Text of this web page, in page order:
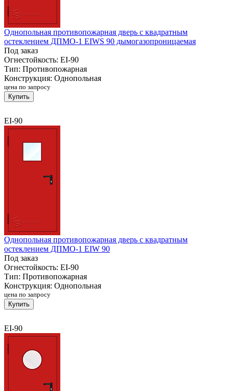
Однопольная противопожарная дверь с квадратным
остеклением ДПМО-1 EIWS 90 дымогазопроницаемая
Под заказ
Огнестойкость: EI-90
Тип: Противопожарная
Конструкция: Однопольная
цена по запросу
Купить
EI-90
Однопольная противопожарная дверь с квадратным
остеклением ДПМО-1 EIW 90
Под заказ
Огнестойкость: EI-90
Тип: Противопожарная
Конструкция: Однопольная
цена по запросу
Купить
EI-90